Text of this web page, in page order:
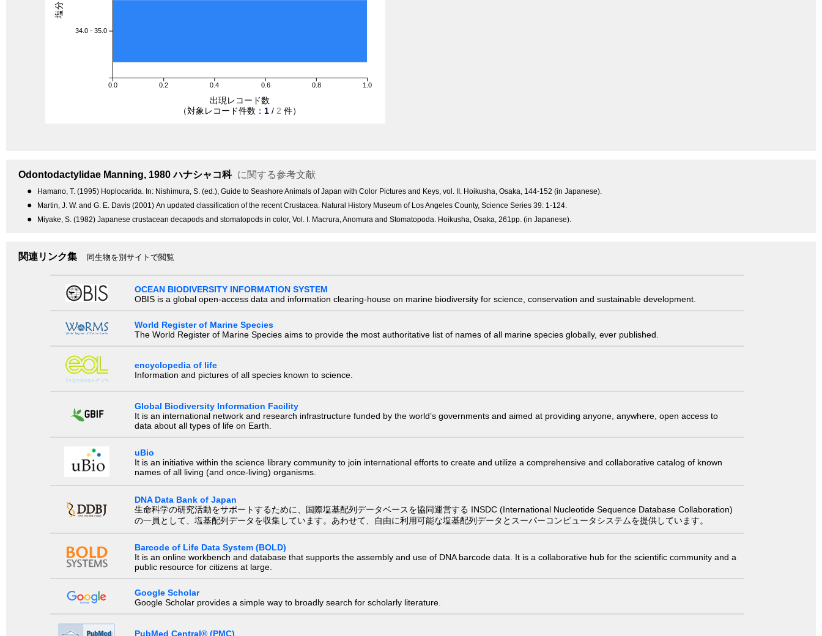
0.0 0.2 0.4 0.6 0.8 1.0
34.0 - 35.0
出現レコード数
（対象レコード件数： 1 / 2 件）
Odontodactylidae Manning, 1980ハナシャコ科 に関する参考文献
● Hamano, T. (1995) Hoplocarida. In: Nishimura, S. (ed.), Guide to Seashore Animals of Japan with Color Pictures and Keys, vol. II. Hoikusha, Osaka, 144-152 (in Japanese).
● Martin, J. W. and G. E. Davis (2001) An updated classification of the recent Crustacea. Natural History Museum of Los Angeles County, Science Series 39: 1-124.
● Miyake, S. (1982) Japanese crustacean decapods and stomatopods in color, Vol. I. Macrura, Anomura and Stomatopoda. Hoikusha, Osaka, 261pp. (in Japanese).
関連リンク集 同生物を別サイトで閲覧
OCEAN BIODIVERSITY INFORMATION SYSTEM
OBIS is a global open-access data and information clearing-house on marine biodiversity for science, conservation and sustainable development.
World Register of Marine Species
The World Register of Marine Species aims to provide the most authoritative list of names of all marine species globally, ever published.
encyclopedia of life
Information and pictures of all species known to science.
Global Biodiversity Information Facility
It is an international network and research infrastructure funded by the world’s governments and aimed at providing anyone, anywhere, open access to
data about all types of life on Earth.
uBio
It is an initiative within the science library community to join international efforts to create and utilize a comprehensive and collaborative catalog of known
names of all living (and once-living) organisms.
DNA Data Bank of Japan
生命科学の研究活動をサポートするために、国際塩基配列データベースを協同運営する INSDC (International Nucleotide Sequence Database Collaboration)
の一員として、塩基配列データを収集しています。あわせて、自由に利用可能な塩基配列データとスーパーコンピュータシステムを提供しています。
Barcode of Life Data System (BOLD)
It is an online workbench and database that supports the assembly and use of DNA barcode data. It is a collaborative hub for the scientific community and a
public resource for citizens at large.
Google Scholar
Google Scholar provides a simple way to broadly search for scholarly literature.
PubMed Central® (PMC)